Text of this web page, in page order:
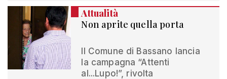
Attualità
Non aprite quella porta
Il Comune di Bassano lancia
la campagna “Attenti
al...Lupo!”, rivolta